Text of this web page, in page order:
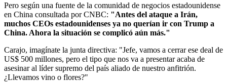
Pero según una fuente de la comunidad de negocios estadounidense
en China consultada por CNBC: "Antes del ataque a Irán,
muchos CEOs estadounidenses ya no querían ir con Trump a
China. Ahora la situación se complicó aún más."
Carajo, imagínate la junta directiva: "Jefe, vamos a cerrar ese deal de
US$ 500 millones, pero el tipo que nos va a presentar acaba de
asesinar al líder supremo del país aliado de nuestro anfitrión.
¿Llevamos vino o flores?"